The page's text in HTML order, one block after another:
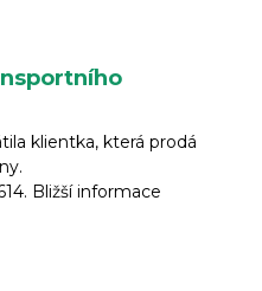
klientka, která prodá
Bližší informace